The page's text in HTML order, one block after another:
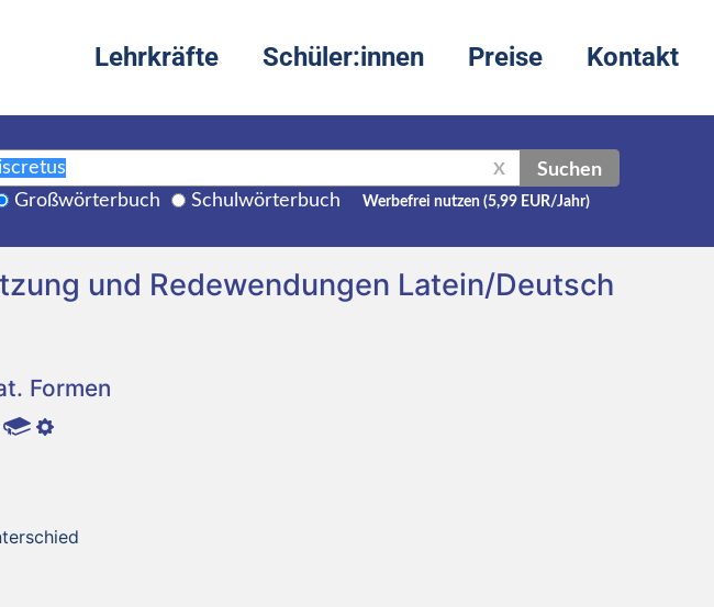
Lehrkräfte Schüler:innen Preise Kontakt
X Suchen
Großwörterbuch Schulwörterbuch Werbefrei nutzen (5,99 EUR/Jahr)
und Redewendungen Latein/Deutsch
Formen